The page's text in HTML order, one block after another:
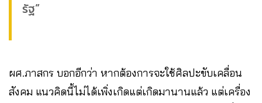
รัฐ”
ผศ.ภาสกร บอกอีกว่า หากต้องการจะใช้ศิลปะขับเคลื่อน
สังคม แนวคิดนี้ไม่ได้เพิ่งเกิดแต่เกิดมานานแล้ว แต่เครื่อง